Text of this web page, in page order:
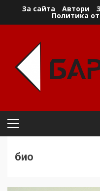
За сайта Автори
Политика
Primary
био